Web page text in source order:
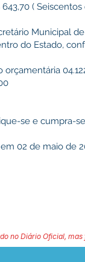
(
Municipal
do Estado,
orçamentária
se e cumpra-
02 de maio de
no Diário Oficial,